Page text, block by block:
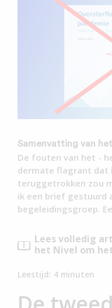
Samenvatting van
De fouten van het -
dermate flagrant dat
teruggetrokken zou
ik een brief gestuurd
begeleidingsgroep.
Lees volledig
het Nivel om
Leestijd: 4 minuten